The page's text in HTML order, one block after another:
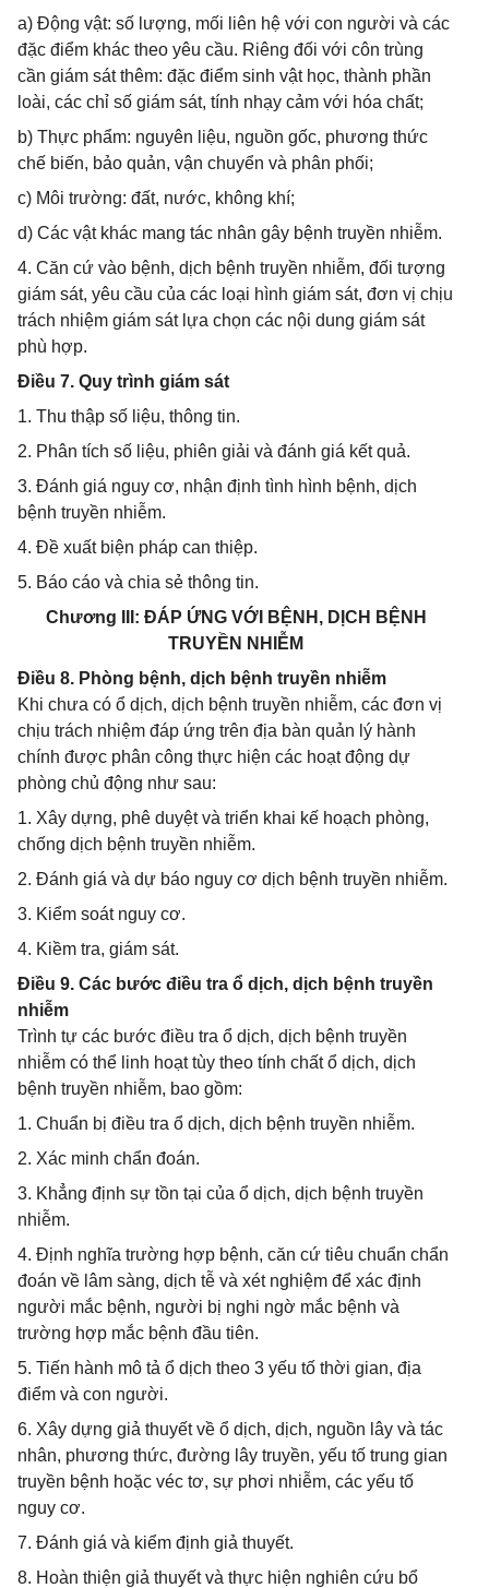
a) Động vật: số lượng, mối liên hệ với con người và các
đặc điểm khác theo yêu cầu. Riêng đối với côn trùng
cần giám sát thêm: đặc điểm sinh vật học, thành phần
loài, các chỉ số giám sát, tính nhạy cảm với hóa chất;
b) Thực phẩm: nguyên liệu, nguồn gốc, phương thức
chế biến, bảo quản, vận chuyển và phân phối;
c) Môi trường: đất, nước, không khí;
d) Các vật khác mang tác nhân gây bệnh truyền nhiễm.
4. Căn cứ vào bệnh, dịch bệnh truyền nhiễm, đối tượng
giám sát, yêu cầu của các loại hình giám sát, đơn vị chịu
trách nhiệm giám sát lựa chọn các nội dung giám sát
phù hợp.
Điều 7. Quy trình giám sát
1. Thu thập số liệu, thông tin.
2. Phân tích số liệu, phiên giải và đánh giá kết quả.
3. Đánh giá nguy cơ, nhận định tình hình bệnh, dịch
bệnh truyền nhiễm.
4. Đề xuất biện pháp can thiệp.
5. Báo cáo và chia sẻ thông tin.
Chương III: ĐÁP ỨNG VỚI BỆNH, DỊCH BỆNH
TRUYỀN NHIỄM
Điều 8. Phòng bệnh, dịch bệnh truyền nhiễm
Khi chưa có ổ dịch, dịch bệnh truyền nhiễm, các đơn vị
chịu trách nhiệm đáp ứng trên địa bàn quản lý hành
chính được phân công thực hiện các hoạt động dự
phòng chủ động như sau:
1. Xây dựng, phê duyệt và triển khai kế hoạch phòng,
chống dịch bệnh truyền nhiễm.
2. Đánh giá và dự báo nguy cơ dịch bệnh truyền nhiễm.
3. Kiểm soát nguy cơ.
4. Kiềm tra, giám sát.
Điều 9. Các bước điều tra ổ dịch, dịch bệnh truyền
nhiễm
Trình tự các bước điều tra ổ dịch, dịch bệnh truyền
nhiễm có thể linh hoạt tùy theo tính chất ổ dịch, dịch
bệnh truyền nhiễm, bao gồm:
1. Chuẩn bị điều tra ổ dịch, dịch bệnh truyền nhiễm.
2. Xác minh chẩn đoán.
3. Khẳng định sự tồn tại của ổ dịch, dịch bệnh truyền
nhiễm.
4. Định nghĩa trường hợp bệnh, căn cứ tiêu chuẩn chẩn
đoán về lâm sàng, dịch tễ và xét nghiệm để xác định
người mắc bệnh, người bị nghi ngờ mắc bệnh và
trường hợp mắc bệnh đầu tiên.
5. Tiến hành mô tả ổ dịch theo 3 yếu tố thời gian, địa
điểm và con người.
6. Xây dựng giả thuyết về ổ dịch, dịch, nguồn lây và tác
nhân, phương thức, đường lây truyền, yếu tố trung gian
truyền bệnh hoặc véc tơ, sự phơi nhiễm, các yếu tố
nguy cơ.
7. Đánh giá và kiểm định giả thuyết.
8. Hoàn thiện giả thuyết và thực hiện nghiên cứu bổ